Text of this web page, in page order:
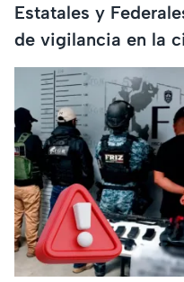
Estatales y
de vigilancia en la